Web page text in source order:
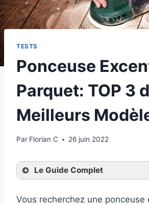
TESTS
Ponceuse
Parquet: TOP 3
Meilleurs
Par Florian C 26 juin 2022
Le Guide Complet
Vous recherchez une ponceuse